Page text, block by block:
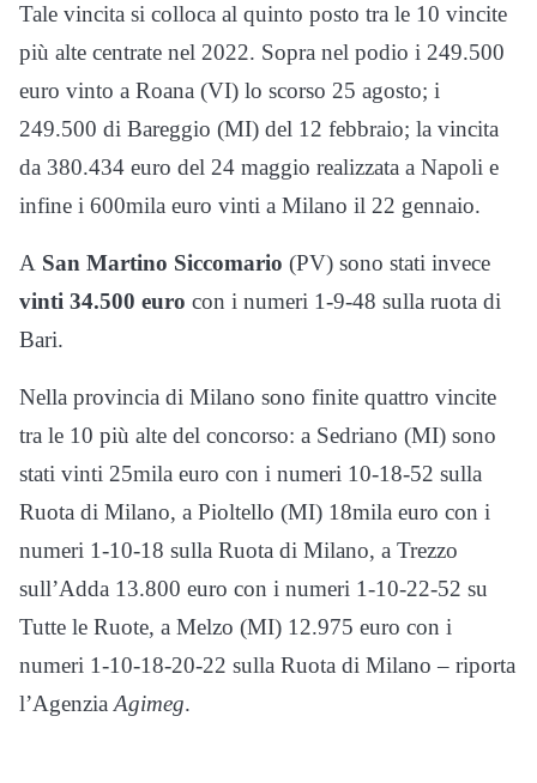
Tale vincita si colloca al quinto posto tra le 10 vincite
più alte centrate nel 2022. Sopra nel podio i 249.500
euro vinto a Roana (VI) lo scorso 25 agosto; i
249.500 di Bareggio (MI) del 12 febbraio; la vincita
da 380.434 euro del 24 maggio realizzata a Napoli e
infine i 600mila euro vinti a Milano il 22 gennaio.
A San Martino Siccomario (PV) sono stati invece
vinti 34.500 euro con i numeri 1-9-48 sulla ruota di
Bari.
Nella provincia di Milano sono finite quattro vincite
tra le 10 più alte del concorso: a Sedriano (MI) sono
stati vinti 25mila euro con i numeri 10-18-52 sulla
Ruota di Milano, a Pioltello (MI) 18mila euro con i
numeri 1-10-18 sulla Ruota di Milano, a Trezzo
sull’Adda 13.800 euro con i numeri 1-10-22-52 su
Tutte le Ruote, a Melzo (MI) 12.975 euro con i
numeri 1-10-18-20-22 sulla Ruota di Milano – riporta
l’AgenziaAgimeg.